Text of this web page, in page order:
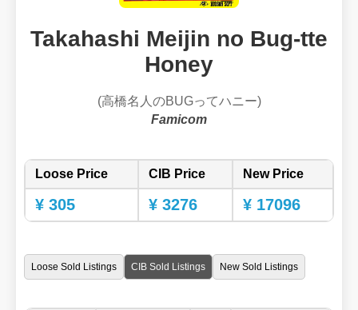
Takahashi Meijin no Bug-tte
Honey
(高橋名人のBUGってハニー)
Famicom
Loose Price CIB Price New Price
¥ 305 ¥ 3276 ¥ 17096
Loose Sold Listings CIB Sold Listings New Sold Listings